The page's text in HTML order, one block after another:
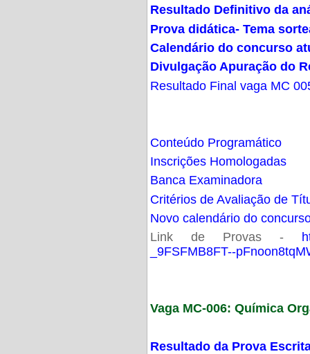
Resultado Definitivo da
Prova didática- Tema
Calendário do concurso
Divulgação Apuração do
Resultado Final vaga MC
Conteúdo Programático
Inscrições Homologadas
Banca Examinadora
Critérios de Avaliação de
Novo calendário do
Link de Provas -
_9FSFMB8FT--
Vaga MC-006: Química
Resultado da Prova